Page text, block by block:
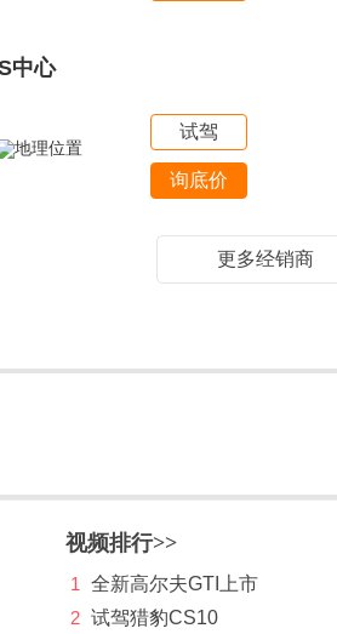
中心
试驾
询底价
更多经销商
视频排行>>
1
全新高尔夫GTI上市
2 试驾猎豹CS10